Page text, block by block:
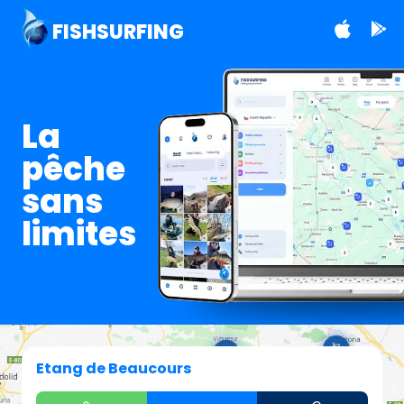
FISHSURFING
La
pêche
sans
limites
Etang de Beaucours